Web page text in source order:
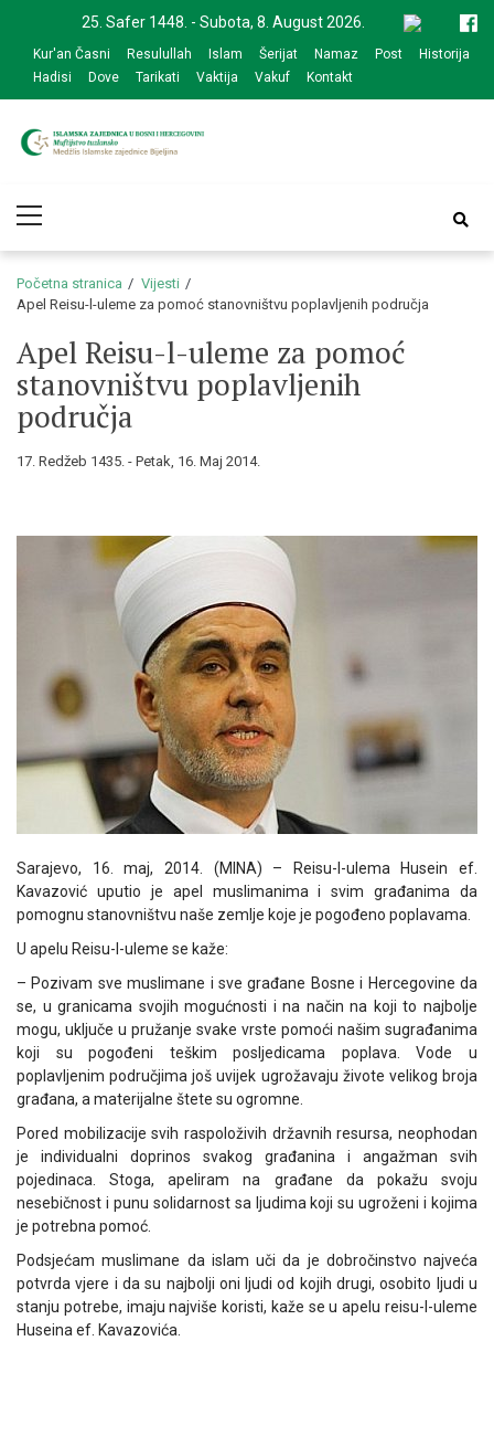
navigation
content
25. Safer 1448. - Subota, 8. August 2026.
Kur'an Časni Resulullah Islam Šerijat Namaz Post
Historija
Hadisi
Dove Tarikati Vaktija Vakuf Kontakt
zajednice Bijeljina
Menu
Početna stranica
Vijesti
Apel Reisu-l-uleme za pomoć stanovništvu poplavljenih područja
Apel Reisu-l-uleme za pomoć
stanovništvu poplavljenih
područja
17. Redžeb 1435. - Petak, 16. Maj 2014.
Sarajevo, 16. maj, 2014. (MINA) – Reisu-l-ulema Husein ef.
Kavazović uputio je apel muslimanima i svim građanima da
pomognu stanovništvu naše zemlje koje je pogođeno poplavama.
U apelu Reisu-l-uleme se kaže:
– Pozivam sve muslimane i sve građane Bosne i Hercegovine da
se, u granicama svojih mogućnosti i na način na koji to najbolje
mogu, uključe u pružanje svake vrste pomoći našim sugrađanima
koji su pogođeni teškim posljedicama poplava. Vode u
poplavljenim područjima još uvijek ugrožavaju živote velikog broja
građana, a materijalne štete su ogromne.
Pored mobilizacije svih raspoloživih državnih resursa, neophodan
je individualni doprinos svakog građanina i angažman svih
pojedinaca. Stoga, apeliram na građane da pokažu svoju
nesebičnost i punu solidarnost sa ljudima koji su ugroženi i kojima
je potrebna pomoć.
Podsjećam muslimane da islam uči da je dobročinstvo najveća
potvrda vjere i da su najbolji oni ljudi od kojih drugi, osobito ljudi u
stanju potrebe, imaju najviše koristi, kaže se u apelu reisu-l-uleme
Huseina ef. Kavazovića.